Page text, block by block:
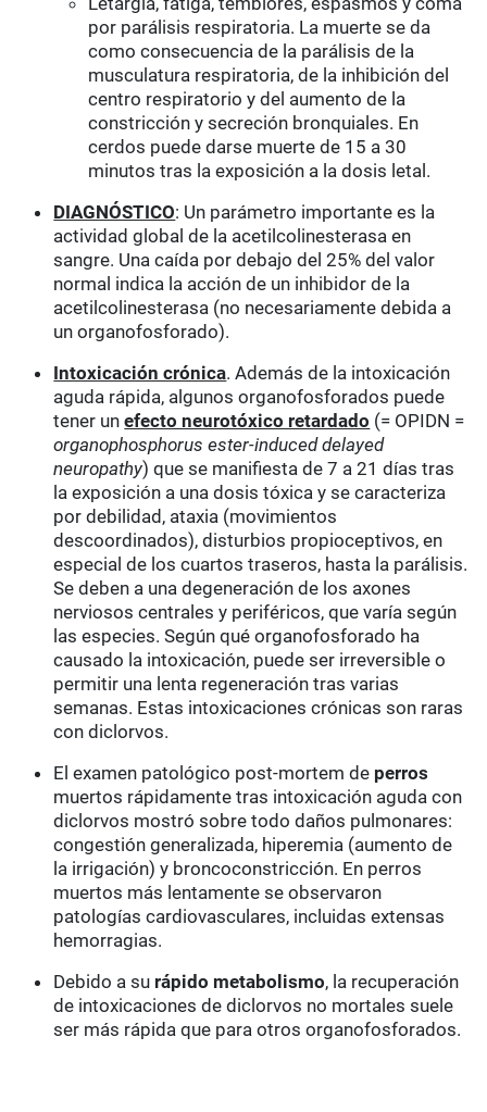
por parálisis respiratoria. La muerte se da
como consecuencia de la parálisis de la
musculatura respiratoria, de la inhibición del
centro respiratorio y del aumento de la
constricción y secreción bronquiales. En
cerdos puede darse muerte de 15 a 30
minutos tras la exposición a la dosis letal.
DIAGNÓSTICO: Un parámetro importante es la
actividad global de la acetilcolinesterasa en
sangre. Una caída por debajo del 25% del valor
normal indica la acción de un inhibidor de la
acetilcolinesterasa (no necesariamente debida a
un organofosforado).
Intoxicación crónica. Además de la intoxicación
aguda rápida, algunos organofosforados puede
tener unefecto neurotóxico retardado (= OPIDN =
organophosphorus ester-induced delayed
neuropathy) que se manifiesta de 7 a 21 días tras
la exposición a una dosis tóxica y se caracteriza
por debilidad, ataxia (movimientos
descoordinados), disturbios propioceptivos, en
especial de los cuartos traseros, hasta la parálisis.
Se deben a una degeneración de los axones
nerviosos centrales y periféricos, que varía según
las especies. Según qué organofosforado ha
causado la intoxicación, puede ser irreversible o
permitir una lenta regeneración tras varias
semanas. Estas intoxicaciones crónicas son raras
con diclorvos.
El examen patológico post-mortem de perros
muertos rápidamente tras intoxicación aguda con
diclorvos mostró sobre todo daños pulmonares:
congestión generalizada, hiperemia (aumento de
la irrigación) y broncoconstricción. En perros
muertos más lentamente se observaron
patologías cardiovasculares, incluidas extensas
hemorragias.
Debido a su rápido metabolismo, la recuperación
de intoxicaciones de diclorvos no mortales suele
ser más rápida que para otros organofosforados.